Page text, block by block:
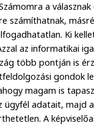
a
számíthatnak,
Ki
az informatikai
több pontján is
gondok
magam is
adatait, majd
A